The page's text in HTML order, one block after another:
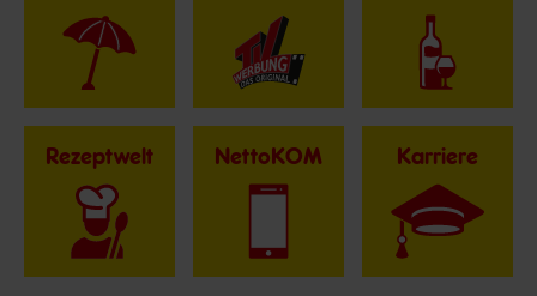
Rezeptwelt NettoKOM Karriere